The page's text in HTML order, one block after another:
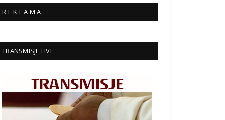
R E K L A M A
TRANSMISJE LIVE